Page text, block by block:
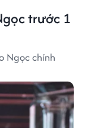
trước 1
Ngọc chính